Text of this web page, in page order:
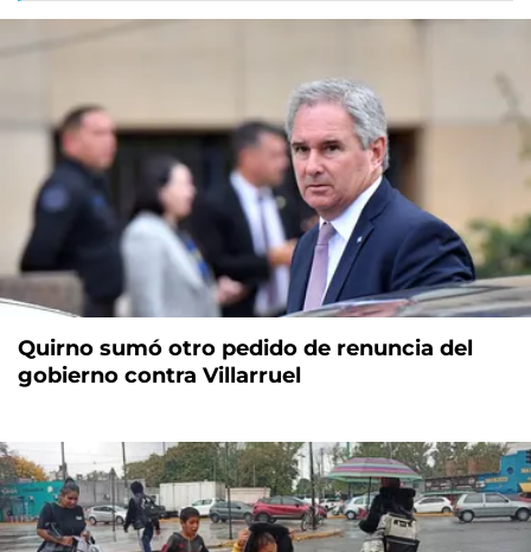
Quirno sumó otro pedido de renuncia del
gobierno contra Villarruel